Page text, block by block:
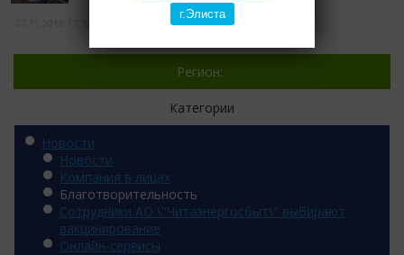
г.Элиста
Регион:
Категории
Новости
Новости
Компания в лицах
Благотворительность
Сотрудники АО \"Читаэнергосбыт\" выбирают
вакцинирование
Онлайн-сервисы